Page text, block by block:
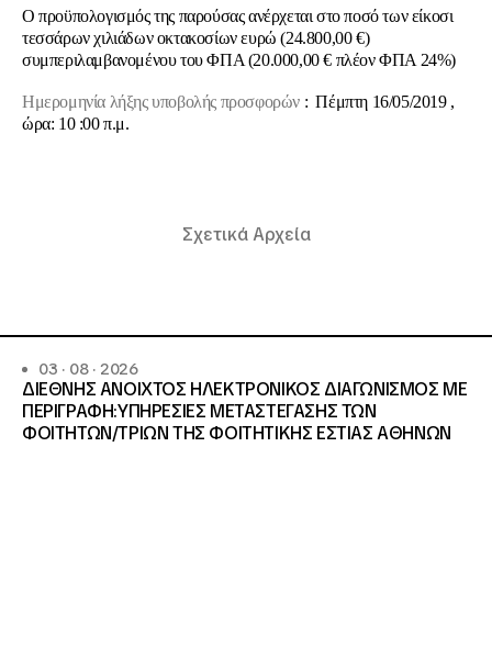
Ο προϋπολογισμός της παρούσας ανέρχεται στο ποσό των είκοσι
τεσσάρων χιλιάδων οκτακοσίων ευρώ (24.800,00 €)
συμπεριλαμβανομένου του ΦΠΑ (20.000,00 € πλέον ΦΠΑ 24%)
Ημερομηνία λήξης υποβολής προσφορών : Πέμπτη 16/05/2019 ,
ώρα: 10 :00 π.μ.
Σχετικά Αρχεία
03 · 08 · 2026
ΔΙΕΘΝΗΣ ΑΝΟΙΧΤΟΣ ΗΛΕΚΤΡΟΝΙΚΟΣ ΔΙΑΓΩΝΙΣΜΟΣ ΜΕ
ΠΕΡΙΓΡΑΦΗ:ΥΠΗΡΕΣΙΕΣ METAΣΤΕΓΑΣΗΣ ΤΩΝ
ΦΟΙΤΗΤΩΝ/ΤΡΙΩΝ ΤΗΣ ΦΟΙΤΗΤΙΚΗΣ ΕΣΤΙΑΣ ΑΘΗΝΩΝ